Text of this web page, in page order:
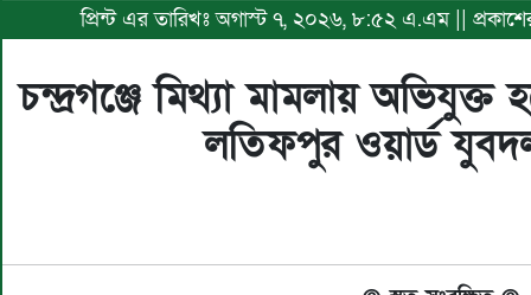
প্রিন্ট এর তারিখঃ অগাস্ট ৭, ২০২৬, ৮:৫২ এ.এম ||
চন্দ্রগঞ্জে মিথ্যা মামলায় অভিযুক্ত
লতিফপুর ওয়ার্ড